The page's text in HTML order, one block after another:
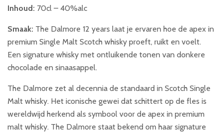
Inhoud: 70cl – 40%alc
Smaak: The Dalmore 12 years laat je ervaren hoe de apex in
premium Single Malt Scotch whisky proeft, ruikt en voelt.
Een signature whisky met ontluikende tonen van donkere
chocolade en sinaasappel.
The Dalmore zet al decennia de standaard in Scotch Single
Malt whisky. Het iconische gewei dat schittert op de fles is
wereldwijd herkend als symbool voor de apex in premium
malt whisky. The Dalmore staat bekend om haar signature